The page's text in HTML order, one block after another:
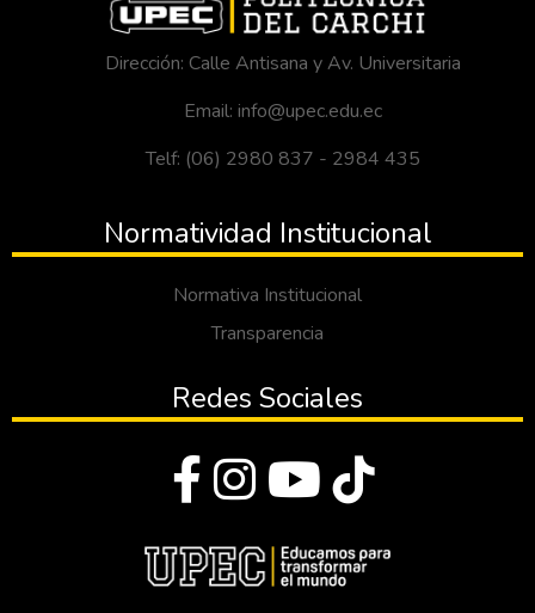
Dirección: Calle Antisana y Av. Universitaria
Email: info@upec.edu.ec
Telf: (06) 2980 837 - 2984 435
Normatividad Institucional
Normativa Institucional
Transparencia
Redes Sociales